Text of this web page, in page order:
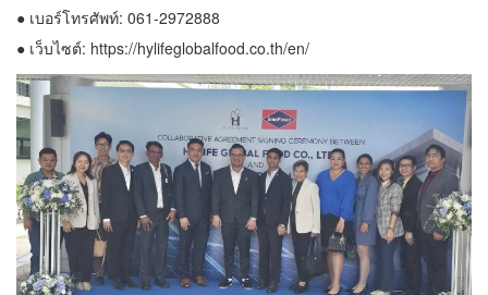
● เบอร์โทรศัพท์: 061-2972888
● เว็บไซต์: https://hylifeglobalfood.co.th/en/